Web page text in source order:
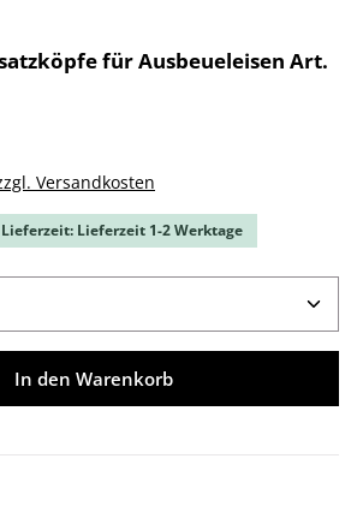
für Ausbeueleisen Art.
Versandkosten
Lieferzeit 1-2 Werktage
Gib den gewünschten Wert ein
In den Warenkorb